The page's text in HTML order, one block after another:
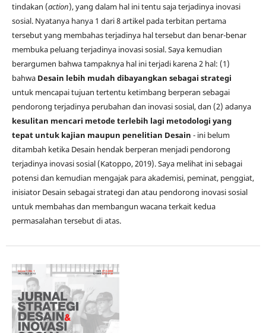
tindakan (action), yang dalam hal ini tentu saja terjadinya inovasi
sosial. Nyatanya hanya 1 dari 8 artikel pada terbitan pertama
tersebut yang membahas terjadinya hal tersebut dan benar-benar
membuka peluang terjadinya inovasi sosial. Saya kemudian
berargumen bahwa tampaknya hal ini terjadi karena 2 hal: (1)
bahwa Desain lebih mudah dibayangkan sebagai strategi
untuk mencapai tujuan tertentu ketimbang berperan sebagai
pendorong terjadinya perubahan dan inovasi sosial, dan (2) adanya
kesulitan mencari metode terlebih lagi metodologi yang
tepat untuk kajian maupun penelitian Desain - ini belum
ditambah ketika Desain hendak berperan menjadi pendorong
terjadinya inovasi sosial (Katoppo, 2019). Saya melihat ini sebagai
potensi dan kemudian mengajak para akademisi, peminat, penggiat,
inisiator Desain sebagai strategi dan atau pendorong inovasi sosial
untuk membahas dan membangun wacana terkait kedua
permasalahan tersebut di atas.